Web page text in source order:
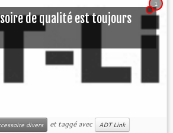
1
de qualité est toujours
divers et taggé avec
ADT Link